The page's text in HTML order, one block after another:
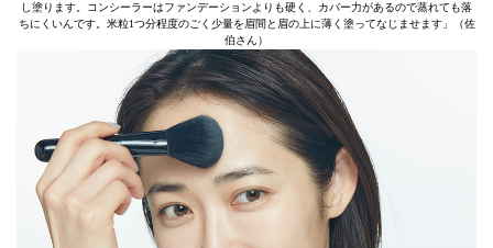
し塗ります。コンシーラーはファンデーションよりも硬く、カバー力があるので蒸れても落
ちにくいんです。米粒1つ分程度のごく少量を眉間と眉の上に薄く塗ってなじませます」（佐
伯さん）